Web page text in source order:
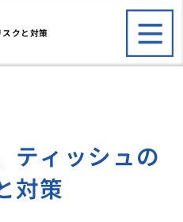
クと対策
ティッシュの
対策